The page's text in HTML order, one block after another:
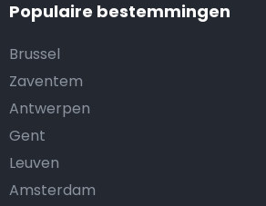
Populaire bestemmingen
Brussel
Zaventem
Antwerpen
Gent
Leuven
Amsterdam